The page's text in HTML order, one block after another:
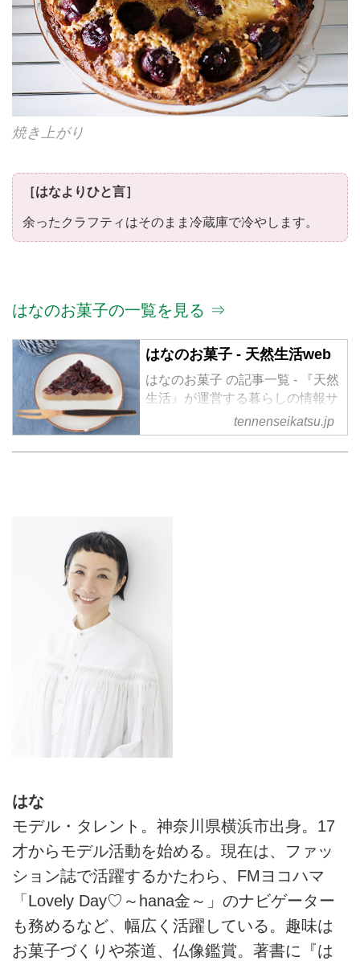
焼き上がり
［はなよりひと言］
余ったクラフティはそのまま冷蔵庫で冷やします。
はなのお菓子の一覧を見る ⇒
はなのお菓子 - 天然生活web
はなのお菓子 の記事一覧 - 『天然
生活』が運営する暮らしの情報サ
イト。食やファッション、暮らし
の知恵はもちろん、Webオリジナ
ルの情報を毎日配信
tennenseikatsu.jp
はな
モデル・タレント。神奈川県横浜市出身。17
才からモデル活動を始める。現在は、ファッ
ション誌で活躍するかたわら、FMヨコハマ
「Lovely Day♡～hana金～」のナビゲーター
も務めるなど、幅広く活躍している。趣味は
お菓子づくりや茶道、仏像鑑賞。著書に『は